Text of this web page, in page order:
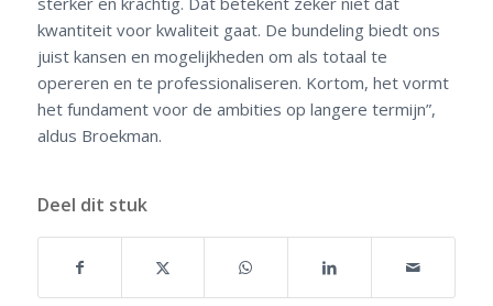
kwantiteit voor kwaliteit gaat. De bundeling biedt ons
juist kansen en mogelijkheden om als totaal te
opereren en te professionaliseren. Kortom, het vormt
het fundament voor de ambities op langere termijn”,
aldus Broekman.
Deel dit stuk